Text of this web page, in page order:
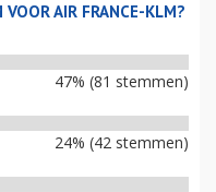
AIR FRANCE-KLM?
47% (81 stemmen)
24% (42 stemmen)